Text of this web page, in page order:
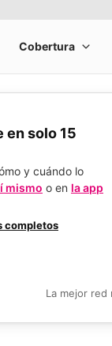
en solo 15
y cuándo lo
mismo o en la app
completos
La mejor red